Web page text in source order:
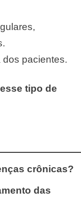
pacientes.
tipo de
crônicas?
das